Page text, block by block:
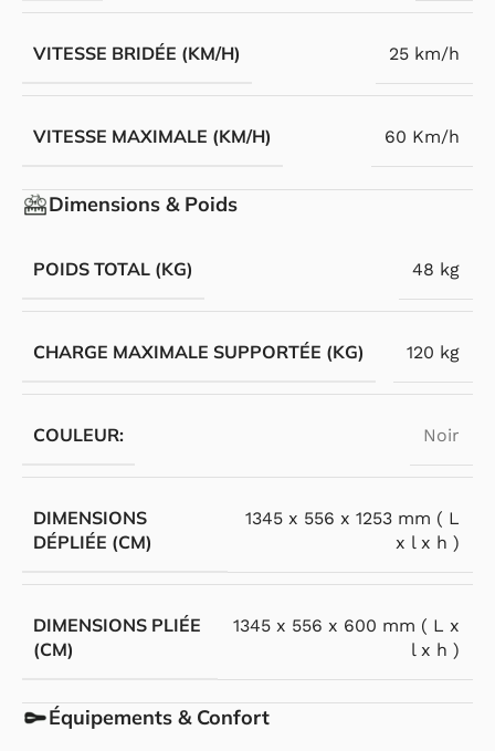
VITESSE BRIDÉE (KM/H) 25 km/h
VITESSE MAXIMALE (KM/H) 60 Km/h
Dimensions & Poids
POIDS TOTAL (KG) 48 kg
CHARGE MAXIMALE SUPPORTÉE (KG) 120 kg
COULEUR: Noir
DIMENSIONS
DÉPLIÉE (CM)
1345 x 556 x 1253 mm ( L
x l x h )
DIMENSIONS PLIÉE
(CM)
1345 x 556 x 600 mm ( L x
l x h )
Équipements & Confort